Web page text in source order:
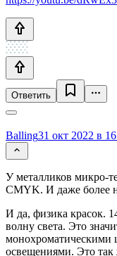
Ответить
Balling31 окт 2022 в
У металликов микро-
CMYK. И даже более
И да, физика красок.
волну света. Это
освещениями. Это